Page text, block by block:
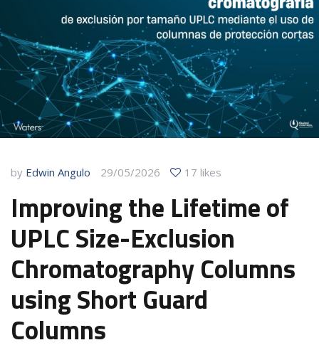
by Edwin Angulo 29/05/2026 17 likes
Improving the Lifetime of
UPLC Size-Exclusion
Chromatography Columns
using Short Guard
Columns